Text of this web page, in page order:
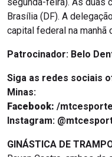
segunda-feira). As duas
Brasília (DF). A
capital federal na manhã
Patrocinador: Belo
Siga as redes sociais
Minas:
Facebook: /mtcesporte
Instagram:
GINÁSTICA DE